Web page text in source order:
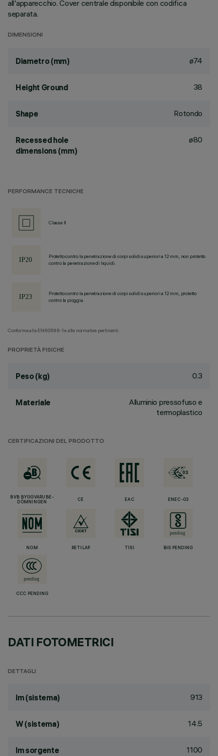
all'apparecchio. Cover centrale disponibile con codifica
separata.
DIMENSIONI
Diametro (mm) ø74
Height Ground 38
Shape Rotondo
Recessed hole
dimensions (mm)
ø80
PERFORMANCE TECNICHE
Classe II
Protetto contro la penetrazione di corpi solidi superiori a 12 mm, non protetto
contro la penetrazione di liquidi.
Protetto contro la penetrazione di corpi solidi superiori a 12 mm, protetto
contro la pioggia.
Conforme alla EN60598-1 e alle normative pertinenti.
PROPRIETÀ FISICHE
Peso (kg) 0.3
Materiale
Alluminio pressofuso e
termoplastico
CERTIFICAZIONI DEL PRODOTTO
BVB BYGGVARUBE-
DÖMNINGEN
CE EAC ENEC-03
NOM RETILAP TISI BIS PENDING
CCC PENDING
DATI FOTOMETRICI
DETTAGLI
lm (sistema) 913
W (sistema) 14.5
lm sorgente 1100